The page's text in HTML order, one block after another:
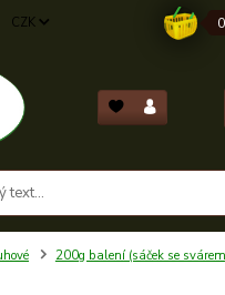
CZK 0
200g balení (sáček se